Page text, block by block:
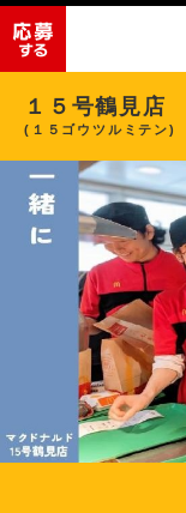
１５号鶴見店
(１５ゴウツルミテン)